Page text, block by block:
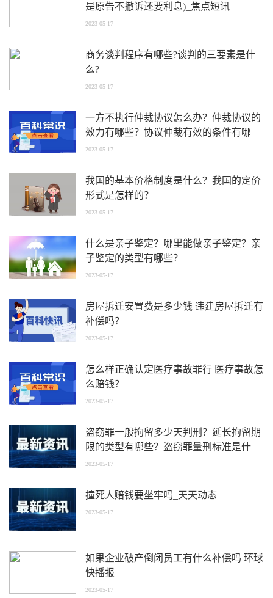
是原告不撤诉还要利息)_焦点短讯
2023-05-17
商务谈判程序有哪些?谈判的三要素是什
么?
2023-05-17
一方不执行仲裁协议怎么办？仲裁协议的
效力有哪些？协议仲裁有效的条件有哪
些？
2023-05-17
我国的基本价格制度是什么？我国的定价
形式是怎样的？
2023-05-17
什么是亲子鉴定？哪里能做亲子鉴定？亲
子鉴定的类型有哪些？
2023-05-17
房屋拆迁安置费是多少钱 违建房屋拆迁有
补偿吗？
2023-05-17
怎么样正确认定医疗事故罪行 医疗事故怎
么赔钱？
2023-05-17
盗窃罪一般拘留多少天判刑？延长拘留期
限的类型有哪些？盗窃罪量刑标准是什
么？
2023-05-17
撞死人赔钱要坐牢吗_天天动态
2023-05-17
如果企业破产倒闭员工有什么补偿吗 环球
快播报
2023-05-17